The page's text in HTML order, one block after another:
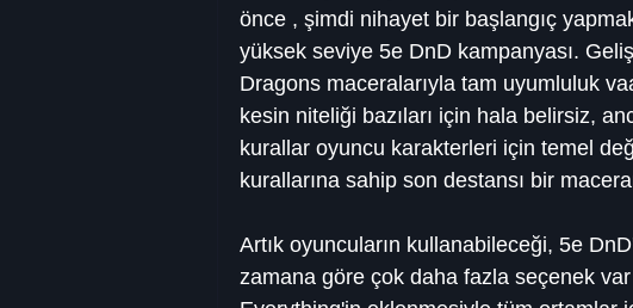
önce , şimdi nihayet bir başlangıç
yüksek seviye 5e DnD kampanyası.
Dragons maceralarıyla tam uyumluluk
kesin niteliği bazıları için hala belirsiz,
kurallar oyuncu karakterleri için temel
kurallarına sahip son destansı bir
Artık oyuncuların kullanabileceği, 5e
zamana göre çok daha fazla seçenek